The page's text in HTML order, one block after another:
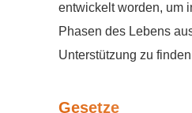
entwickelt worden, um
Phasen des Lebens
Unterstützung zu
Gesetze